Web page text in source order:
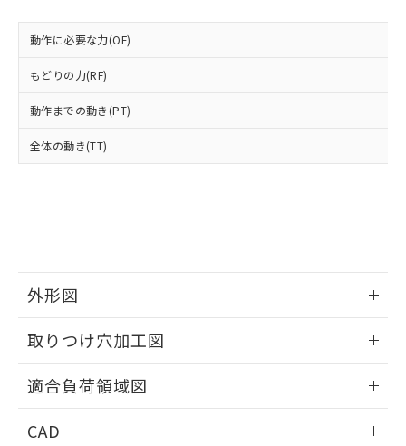
動作に必要な力(OF)
もどりの力(RF)
動作までの動き(PT)
全体の動き(TT)
外形図
取りつけ穴加工図
適合負荷領域図
CAD
および当社の共同利用者が、当社の製
品・サービスに関するお客様との取
引・商談に必要な範囲で利用すること
※当社の共同利用者とは、
用者の範囲」に記載されている法人を
指します。
下記の非含有証明書をダウンロードするこ
EU RoHS指令（10物質）の非含有証明書
51物質の非含有証明書（当社基準）
※本証明書は発行日時点で非含有を証明す
るもので、過去に遡って非含有を証明する
既に当社にて対応品への在庫切替を完了
していることから、特段のことがない限